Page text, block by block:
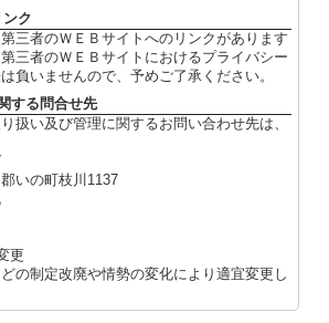
ク
三者のＷＥＢサイトへのリンクがあります
三者のＷＥＢサイトにおけるプライバシー
負いませんので、予めご了承ください。
する問合せ先
扱い及び管理に関するお問い合わせ先は、
いの町枝川1137
更
の制定改廃や情勢の変化により適宜変更し